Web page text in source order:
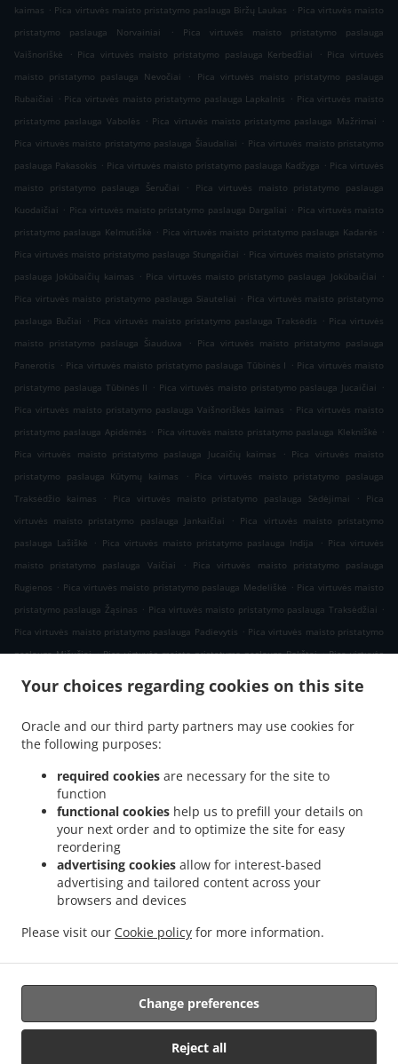
Your choices regarding cookies on this site
Oracle and our third party partners may use cookies for
the following purposes:
required cookies are necessary for the site to
function
functional cookies help us to prefill your details on
your next order and to optimize the site for easy
reordering
advertising cookies allow for interest-based
advertising and tailored content across your
browsers and devices
Please visit our Cookie policy for more information.
Reject all
Change preferences
kaimas . Pica virtuvės maisto pristatymo paslauga Biržų Laukas . Pica virtuvės maisto
pristatymo paslauga Norvainiai
.
Pica virtuvės maisto pristatymo paslauga
Vaišnoriškė
. Pica virtuvės maisto pristatymo paslauga Kerbedžiai . Pica virtuvės
maisto pristatymo paslauga Nevočiai
.
Pica virtuvės maisto pristatymo paslauga
Rubaičiai . Pica virtuvės maisto pristatymo paslauga Lapkalnis . Pica virtuvės maisto
pristatymo paslauga Vabolės . Pica virtuvės maisto pristatymo paslauga Mažrimai .
Pica virtuvės maisto pristatymo paslauga Šiaudaliai . Pica virtuvės maisto pristatymo
paslauga Pakasokis . Pica virtuvės maisto pristatymo paslauga Kadžyga . Pica virtuvės
maisto pristatymo paslauga Šeručiai
.
Pica virtuvės maisto pristatymo paslauga
Kuodaičiai . Pica virtuvės maisto pristatymo paslauga Dargaliai . Pica virtuvės maisto
pristatymo paslauga Kelmutiškė . Pica virtuvės maisto pristatymo paslauga Kadarės .
Pica virtuvės maisto pristatymo paslauga Stungaičiai . Pica virtuvės maisto pristatymo
paslauga Jokūbaičių kaimas . Pica virtuvės maisto pristatymo paslauga Jokūbaičiai .
Pica virtuvės maisto pristatymo paslauga Siauteliai . Pica virtuvės maisto pristatymo
paslauga Bučiai . Pica virtuvės maisto pristatymo paslauga Traksėdis . Pica virtuvės
maisto pristatymo paslauga Šiauduva
. Pica virtuvės maisto pristatymo paslauga
Panerotis . Pica virtuvės maisto pristatymo paslauga Tūbinės I . Pica virtuvės maisto
pristatymo paslauga Tūbinės II . Pica virtuvės maisto pristatymo paslauga Jucaičiai .
Pica virtuvės maisto pristatymo paslauga Vaišnoriškės kaimas . Pica virtuvės maisto
pristatymo paslauga Apidėmės . Pica virtuvės maisto pristatymo paslauga Klekniškė .
Pica virtuvės maisto pristatymo paslauga Jucaičių kaimas
. Pica virtuvės maisto
pristatymo paslauga Kūtymų kaimas
. Pica virtuvės maisto pristatymo paslauga
Traksėdžio kaimas
. Pica virtuvės maisto pristatymo paslauga Sėdėjimai .
Pica
virtuvės maisto pristatymo paslauga Jankaičiai
. Pica virtuvės maisto pristatymo
paslauga Lašiškė
. Pica virtuvės maisto pristatymo paslauga Indija . Pica virtuvės
maisto pristatymo paslauga Vaičiai
.
Pica virtuvės maisto pristatymo paslauga
Rugienos . Pica virtuvės maisto pristatymo paslauga Medeliškė . Pica virtuvės maisto
pristatymo paslauga Žąsinas . Pica virtuvės maisto pristatymo paslauga Traksėdžiai .
Pica virtuvės maisto pristatymo paslauga Padievytis . Pica virtuvės maisto pristatymo
paslauga Mišučiai . Pica virtuvės maisto pristatymo paslauga Bokštai . Pica virtuvės
Pica virtuvės maisto pristatymo paslauga Karūžiškė I .
pristatymo paslauga Pykaičiai
Pica virtuvės maisto pristatymo paslauga Payžnys
Pica virtuvės maisto pristatymo paslauga Payžnio kaimas
Pajėrubynis . Pica virtuvės maisto pristatymo paslauga Jokūbaičiai, Šilalės sen.
virtuvės maisto pristatymo paslauga Džiaugėnai
. Pica virtuvės maisto pristatymo
paslauga Šarkai . Pica virtuvės maisto pristatymo paslauga Jakaičiai . Pica virtuvės
maisto pristatymo paslauga Driežai
. Pica virtuvės maisto pristatymo paslauga Girininkai .
pristatymo paslauga Kiaukai . Pica virtuvės maisto pristatymo paslauga Pailgotis
. Greitas maistas virtuvės maisto pristatymo paslauga .
pristatymas
Palaikoma:
FoodBooking | support@startfoodbooking.com |